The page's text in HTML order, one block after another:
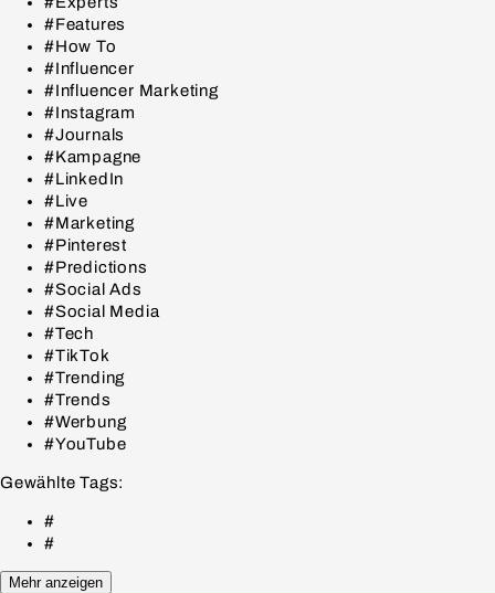
#Features
#How To
#Influencer
#Influencer Marketing
#Instagram
#Journals
#Kampagne
#LinkedIn
#Live
#Marketing
#Pinterest
#Predictions
#Social Ads
#Social Media
#Tech
#TikTok
#Trending
#Trends
#Werbung
#YouTube
Gewählte Tags:
#
#
Mehr anzeigen